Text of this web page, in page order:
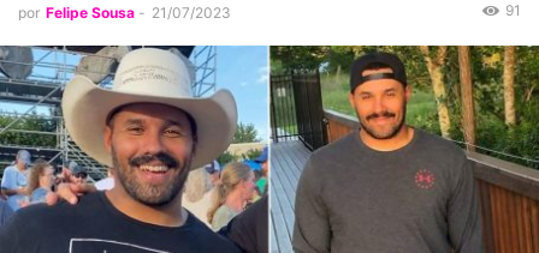
por Felipe Sousa - 21/07/2023 91